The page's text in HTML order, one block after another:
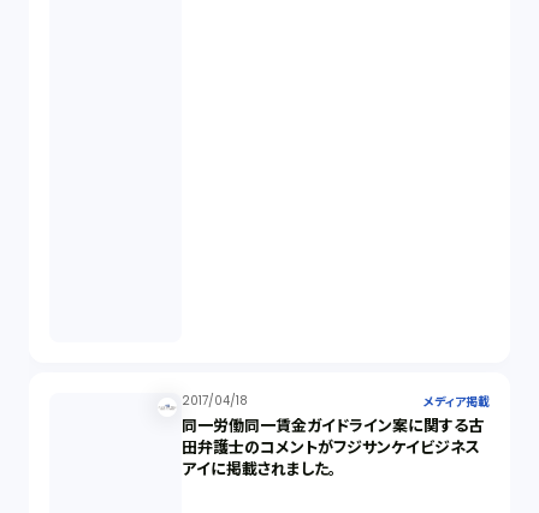
2017/04/18 メディア掲載
同一労働同一賃金ガイドライン案に関する古
田弁護士のコメントがフジサンケイビジネス
アイに掲載されました。